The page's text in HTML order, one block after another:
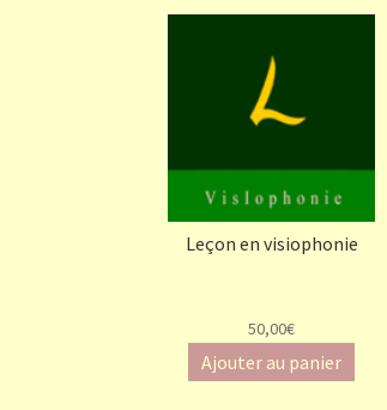
Leçon en visiophonie
50,00€
Ajouter au panier